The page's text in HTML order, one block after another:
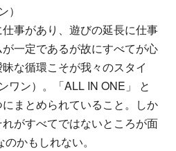
事があり、遊びの延長に仕事
一定であるが故にすべてが心
な循環こそが我々のスタイ
ワン）。「ALL IN ONE」 と
まとめられていること。しか
がすべてではないところが面
かもしれない。